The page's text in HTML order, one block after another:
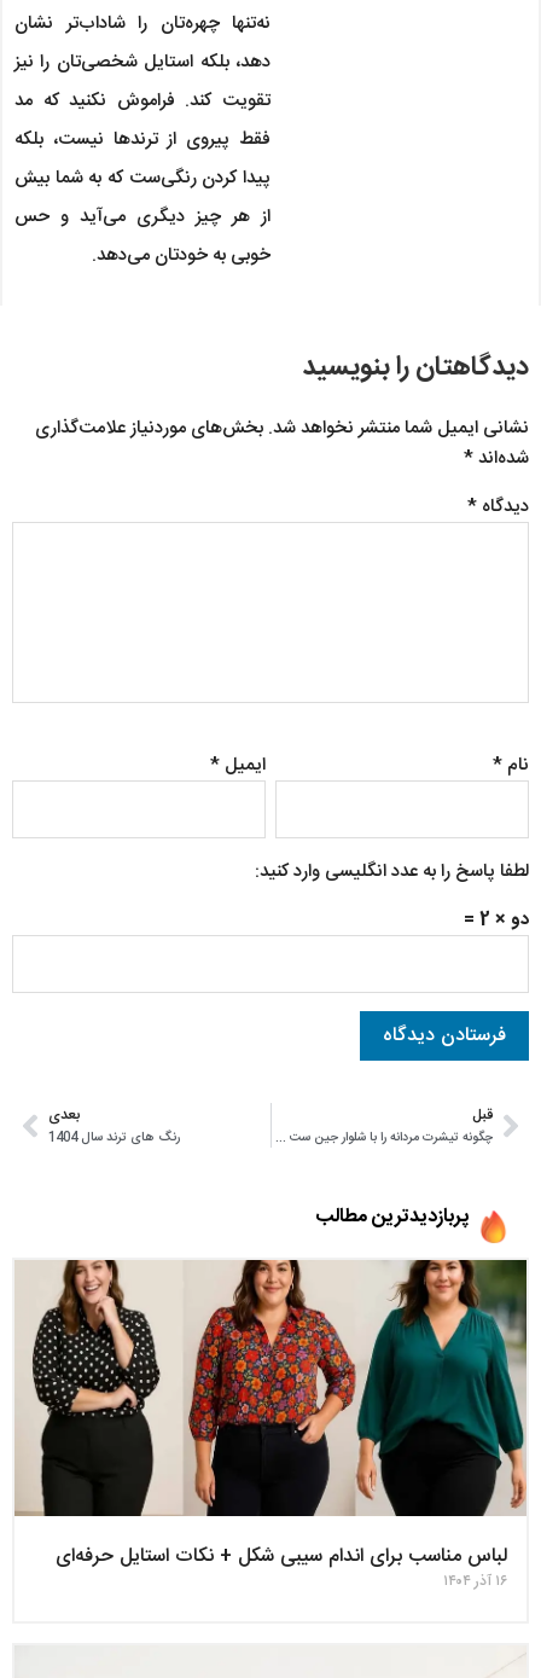
نه‌تنها چهره‌تان را شاداب‌تر نشان
دهد، بلکه استایل شخصی‌تان را نیز
تقویت کند. فراموش نکنید که مد
فقط پیروی از ترندها نیست، بلکه
پیدا کردن رنگی‌ست که به شما بیش
از هر چیز دیگری می‌آید و حس
خوبی به خودتان می‌دهد.
دیدگاهتان را بنویسید
نشانی ایمیل شما منتشر نخواهد شد. بخش‌های موردنیاز علامت‌گذاری
شده‌اند*
دیدگاه *
نام * ایمیل*
لطفا پاسخ را به عدد انگلیسی وارد کنید:
دو × 2 =
قبل
چگونه تیشرت مردانه را با شلوار جین ست کنیم؟
بعدی
رنگ‌ های ترند سال 1404
پربازدیدترین مطالب
لباس مناسب برای اندام سیبی‌ شکل + نکات استایل حرفه‌ای
۱۶ آذر ۱۴۰۴